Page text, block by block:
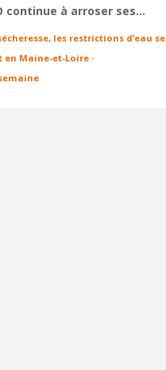
continue à arroser ses…
les restrictions d’eau se
en Maine-et-Loire ·